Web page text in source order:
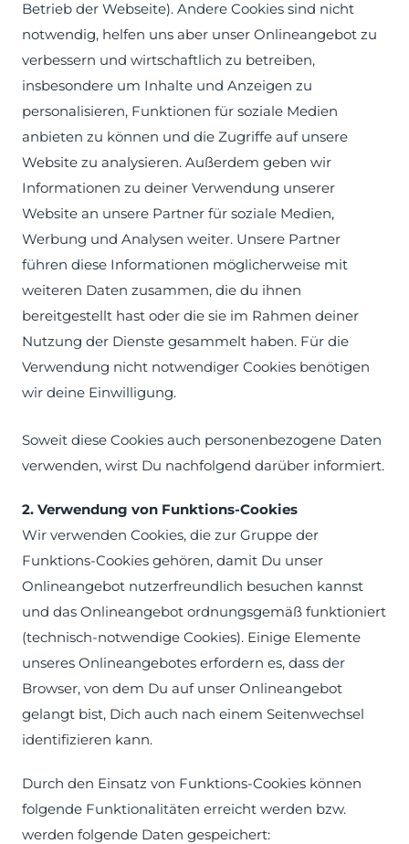
Betrieb der Webseite). Andere Cookies sind nicht
notwendig, helfen uns aber unser Onlineangebot zu
verbessern und wirtschaftlich zu betreiben,
insbesondere um Inhalte und Anzeigen zu
personalisieren, Funktionen für soziale Medien
anbieten zu können und die Zugriffe auf unsere
Website zu analysieren. Außerdem geben wir
Informationen zu deiner Verwendung unserer
Website an unsere Partner für soziale Medien,
Werbung und Analysen weiter. Unsere Partner
führen diese Informationen möglicherweise mit
weiteren Daten zusammen, die du ihnen
bereitgestellt hast oder die sie im Rahmen deiner
Nutzung der Dienste gesammelt haben. Für die
Verwendung nicht notwendiger Cookies benötigen
wir deine Einwilligung.
Soweit diese Cookies auch personenbezogene Daten
verwenden, wirst Du nachfolgend darüber informiert.
2. Verwendung von Funktions-Cookies
Wir verwenden Cookies, die zur Gruppe der
Funktions-Cookies gehören, damit Du unser
Onlineangebot nutzerfreundlich besuchen kannst
und das Onlineangebot ordnungsgemäß funktioniert
(technisch-notwendige Cookies). Einige Elemente
unseres Onlineangebotes erfordern es, dass der
Browser, von dem Du auf unser Onlineangebot
gelangt bist, Dich auch nach einem Seitenwechsel
identifizieren kann.
Durch den Einsatz von Funktions-Cookies können
folgende Funktionalitäten erreicht werden bzw.
werden folgende Daten gespeichert: